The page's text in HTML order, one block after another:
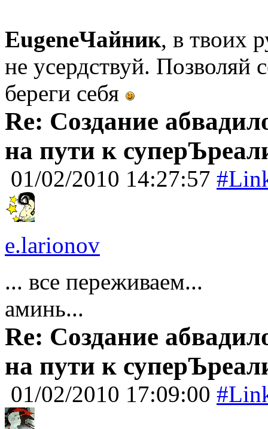
EugeneЧайник, в твоих
не усердствуй. Позволяй
береги себя
Re: Создание
на пути к
01/02/2010 14:27:57
e.larionov
... все переживаем...
аминь...
Re: Создание
на пути к
01/02/2010 17:09:00